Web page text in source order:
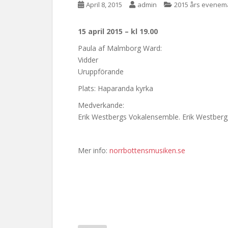
April 8, 2015 admin 2015 års
15 april 2015 – kl 19.00
Paula af Malmborg Ward:
Vidder
Uruppförande
Plats: Haparanda kyrka
Medverkande:
Erik Westbergs Vokalensemble. Erik
Mer info: norrbottensmusiken.se